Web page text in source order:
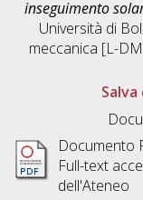
inseguimento
Università di
meccanica [L-
Documento
Full-text
dell'Ateneo